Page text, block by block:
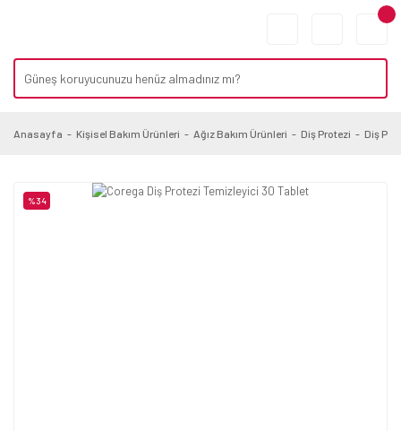
Anasayfa Kişisel Bakım Ürünleri Ağız Bakım Ürünleri Diş Protezi Diş
%34